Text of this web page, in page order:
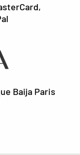
Baija Paris